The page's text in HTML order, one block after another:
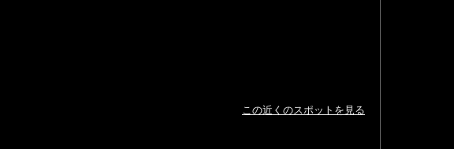
この近くのスポットを見る